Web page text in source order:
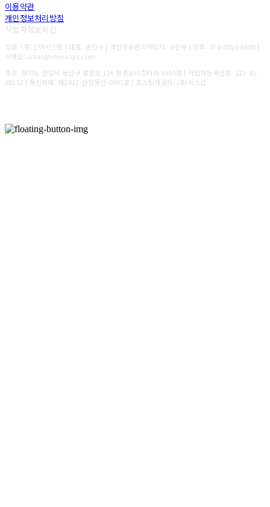
이용약관
개인정보처리방침
사업자정보확인
상호: (주)신아시스템 | 대표: 송인수 | 개인정보관리책임자: 송인수 | 전화: 070-5050-6600 |
이메일: sihas@shinasys.com
주소: 경기도 안양시 동안구 벌말로 126 평촌오비즈타워 3305호 | 사업자등록번호: 123-81-
80252 | 통신판매: 제2017-안양동안-0965호 | 호스팅제공자: (주)식스샵